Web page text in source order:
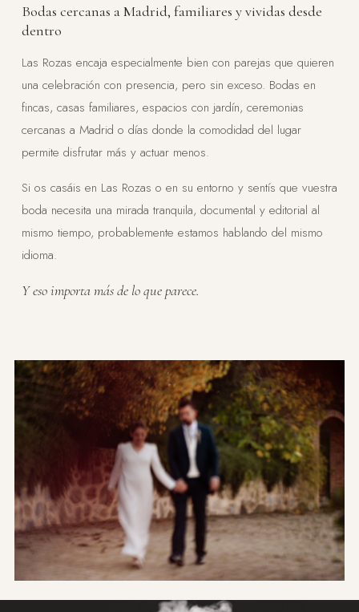
Bodas cercanas a Madrid, familiares y vividas desde
dentro
Las Rozas encaja especialmente bien con parejas que quieren
una celebración con presencia, pero sin exceso. Bodas en
fincas, casas familiares, espacios con jardín, ceremonias
cercanas a Madrid o días donde la comodidad del lugar
permite disfrutar más y actuar menos.
Si os casáis en Las Rozas o en su entorno y sentís que vuestra
boda necesita una mirada tranquila, documental y editorial al
mismo tiempo, probablemente estamos hablando del mismo
idioma.
Y eso importa más de lo que parece.